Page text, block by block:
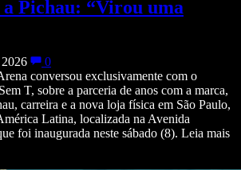
Pichau: “Virou uma
0
conversou exclusivamente com o
T, sobre a parceria de anos com a marca,
carreira e a nova loja física em São Paulo,
Latina, localizada na Avenida
foi inaugurada neste sábado (8). Leia mais